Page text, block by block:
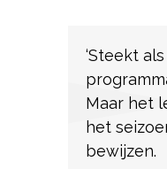
‘Steekt
Maar het
het
bewijzen.